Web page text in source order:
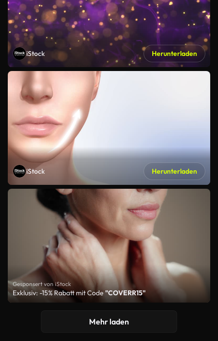
iStock Herunterladen
iStock Herunterladen
Gesponsert von iStock
Exklusiv: -15% Rabatt mit Code "COVERR15"
Mehr laden